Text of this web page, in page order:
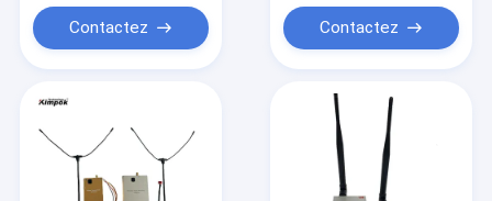
Contactez Contactez